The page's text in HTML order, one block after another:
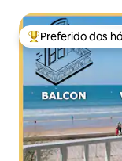
Entre os melhores
Preferido dos